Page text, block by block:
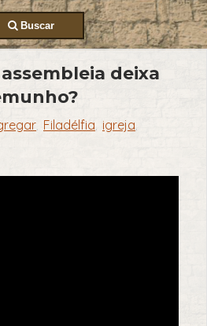
Buscar
deixa
, Filadélfia, igreja,